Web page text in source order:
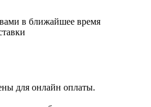
в ближайшее время
для онлайн оплаты.